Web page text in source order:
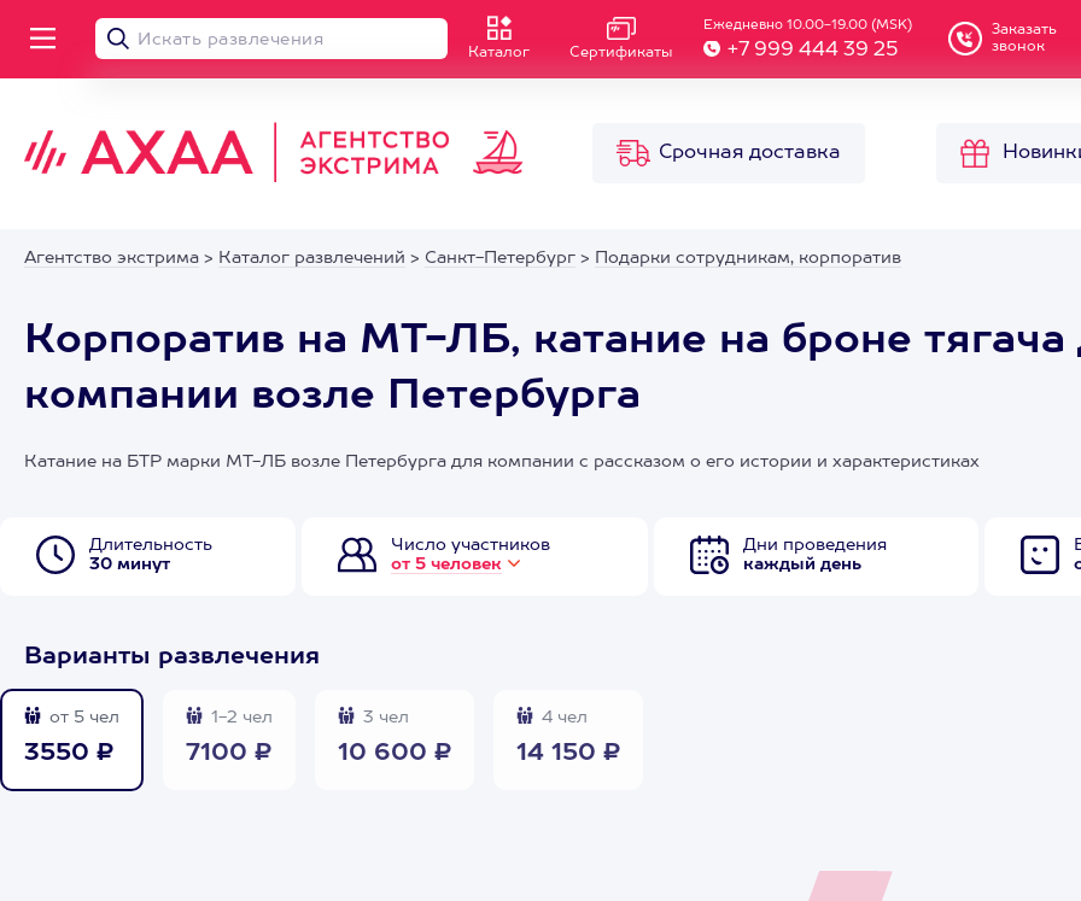
Каталог Сертификаты
Ежедневно 10.00-19.00 (MSK)
+7 999 444 39 25
Заказать
звонок
Срочная доставка
Агентство экстрима > Каталог развлечений > Санкт-Петербург > Подарки сотрудникам, корпоратив
Корпоратив на МТ-ЛБ, катание на броне тягача
компании возле Петербурга
Катание на БТР марки МТ-ЛБ возле Петербурга для компании с рассказом о его истории и характеристиках
Длительность
30 минут
Число участников
от 5 человек
Дни проведения
каждый день
Варианты развлечения
от 5 чел
3550 ₽
1-2 чел
7100 ₽
3 чел
10 600 ₽
4 чел
14 150 ₽